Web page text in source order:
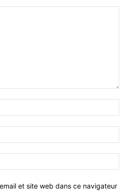
et site web dans ce navigateur